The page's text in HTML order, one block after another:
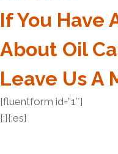
If You Have
About Oil
Leave Us A
[fluentform id=”1″]
{:}{:es}